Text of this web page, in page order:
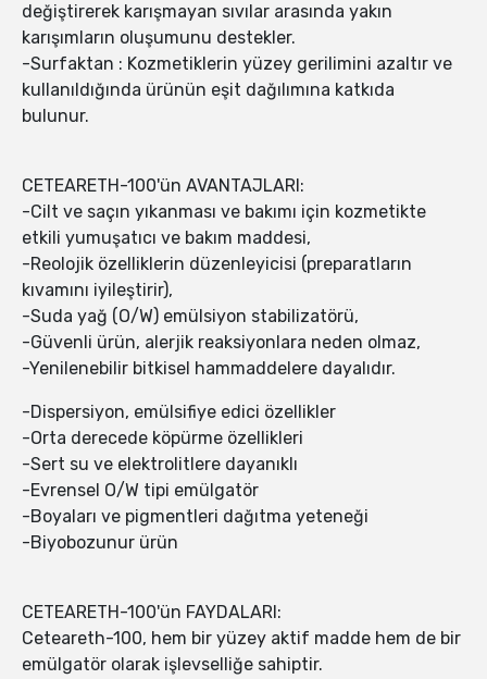
değiştirerek karışmayan sıvılar arasında yakın
karışımların oluşumunu destekler.
-Surfaktan : Kozmetiklerin yüzey gerilimini azaltır ve
kullanıldığında ürünün eşit dağılımına katkıda
bulunur.
CETEARETH-100'ün AVANTAJLARI:
-Cilt ve saçın yıkanması ve bakımı için kozmetikte
etkili yumuşatıcı ve bakım maddesi,
-Reolojik özelliklerin düzenleyicisi (preparatların
kıvamını iyileştirir),
-Suda yağ (O/W) emülsiyon stabilizatörü,
-Güvenli ürün, alerjik reaksiyonlara neden olmaz,
-Yenilenebilir bitkisel hammaddelere dayalıdır.
-Dispersiyon, emülsifiye edici özellikler
-Orta derecede köpürme özellikleri
-Sert su ve elektrolitlere dayanıklı
-Evrensel O/W tipi emülgatör
-Boyaları ve pigmentleri dağıtma yeteneği
-Biyobozunur ürün
CETEARETH-100'ün FAYDALARI:
Ceteareth-100, hem bir yüzey aktif madde hem de bir
emülgatör olarak işlevselliğe sahiptir.